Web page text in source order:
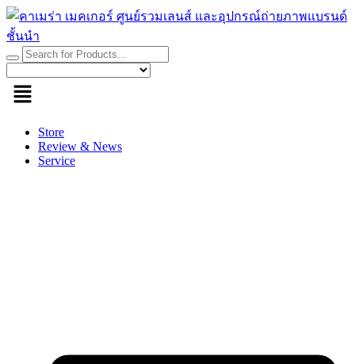
Skip
to
content
Store
Review & News
Service